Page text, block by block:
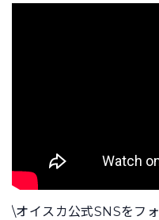
\オイスカ公式SNSをフ